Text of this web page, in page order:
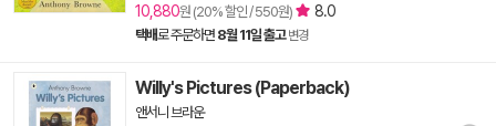
10,880원 (20% 할인 / 550원) 8.0
택배로 주문하면 8월 11일 출고 변경
Willy's Pictures (Paperback)
앤서니 브라운